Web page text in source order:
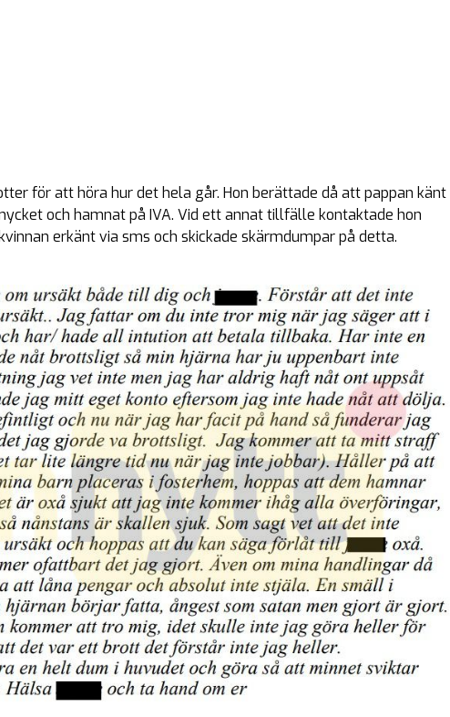
för att höra hur det hela går. Hon berättade då att pappan känt
och hamnat på IVA. Vid ett annat tillfälle kontaktade hon
erkänt via sms och skickade skärmdumpar på detta.